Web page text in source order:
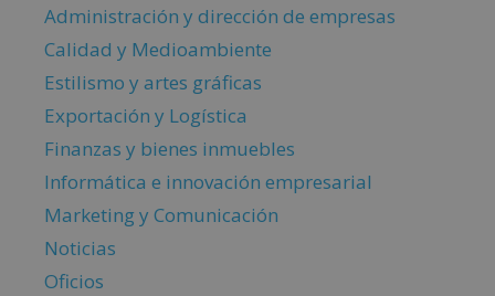
Administración y dirección de empresas
Calidad y Medioambiente
Estilismo y artes gráficas
Exportación y Logística
Finanzas y bienes inmuebles
Informática e innovación empresarial
Marketing y Comunicación
Noticias
Oficios